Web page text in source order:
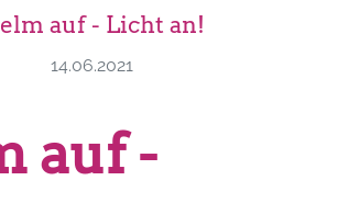
auf - Licht an!
14.06.2021
auf -